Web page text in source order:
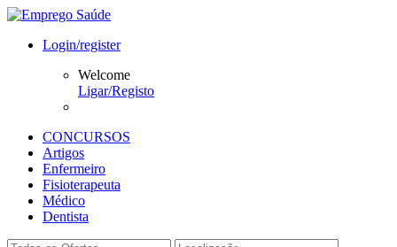
Login/register
Welcome
Ligar/Registo
CONCURSOS
Artigos
Enfermeiro
Fisioterapeuta
Médico
Dentista